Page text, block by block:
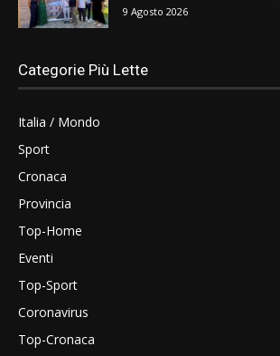
9 Agosto 2026
Categorie Più Lette
Italia / Mondo
Sport
Cronaca
Provincia
Top-Home
Eventi
Top-Sport
Coronavirus
Top-Cronaca